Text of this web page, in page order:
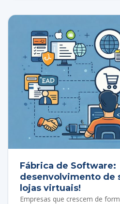
Fábrica de Software:
desenvolvimento de
lojas virtuais!
Empresas que crescem de